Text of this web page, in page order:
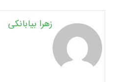
زهرا بیابانکی